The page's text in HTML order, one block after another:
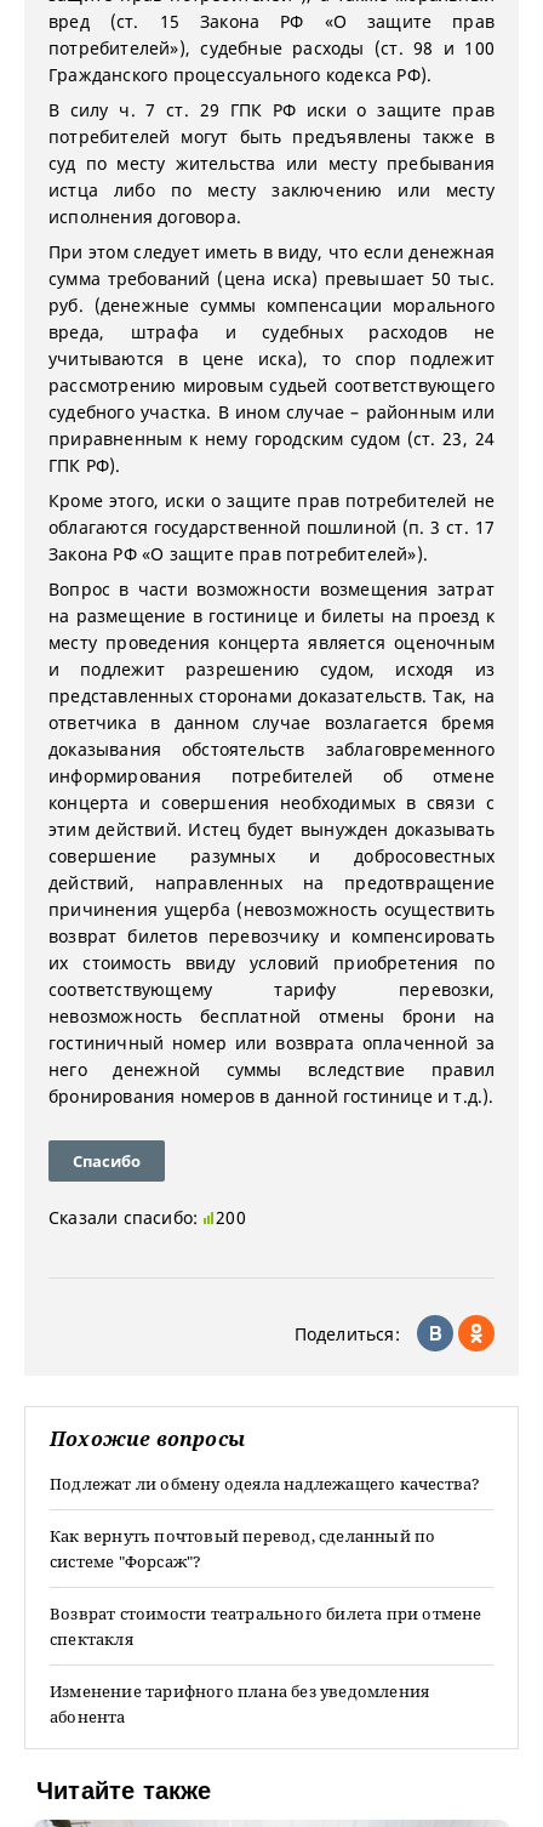
вред (ст. 15 Закона РФ «О защите прав
потребителей»), судебные расходы (ст. 98 и 100
Гражданского процессуального кодекса РФ).
В силу ч. 7 ст. 29 ГПК РФ иски о защите прав
потребителей могут быть предъявлены также в
суд по месту жительства или месту пребывания
истца либо по месту заключению или месту
исполнения договора.
При этом следует иметь в виду, что если денежная
сумма требований (цена иска) превышает 50 тыс.
руб. (денежные суммы компенсации морального
вреда, штрафа и судебных расходов не
учитываются в цене иска), то спор подлежит
рассмотрению мировым судьей соответствующего
судебного участка. В ином случае – районным или
приравненным к нему городским судом (ст. 23, 24
ГПК РФ).
Кроме этого, иски о защите прав потребителей не
облагаются государственной пошлиной (п. 3 ст. 17
Закона РФ «О защите прав потребителей»).
Вопрос в части возможности возмещения затрат
на размещение в гостинице и билеты на проезд к
месту проведения концерта является оценочным
и подлежит разрешению судом, исходя из
представленных сторонами доказательств. Так, на
ответчика в данном случае возлагается бремя
доказывания обстоятельств заблаговременного
информирования потребителей об отмене
концерта и совершения необходимых в связи с
этим действий. Истец будет вынужден доказывать
совершение разумных и добросовестных
действий, направленных на предотвращение
причинения ущерба (невозможность осуществить
возврат билетов перевозчику и компенсировать
их стоимость ввиду условий приобретения по
соответствующему тарифу перевозки,
невозможность бесплатной отмены брони на
гостиничный номер или возврата оплаченной за
него денежной суммы вследствие правил
бронирования номеров в данной гостинице и т.д.).
Спасибо
Сказали спасибо: 200
Поделиться:
Похожие вопросы
Подлежат ли обмену одеяла надлежащего качества?
Как вернуть почтовый перевод, сделанный по
системе "Форсаж"?
Возврат стоимости театрального билета при отмене
спектакля
Изменение тарифного плана без уведомления
абонента
Читайте также